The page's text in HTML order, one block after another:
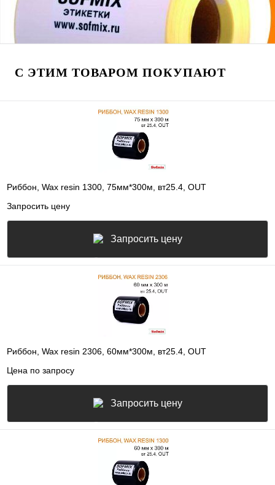
С ЭТИМ ТОВАРОМ ПОКУПАЮТ
Риббон, Wax resin 1300, 75мм*300м, вт25.4, OUT
Запросить цену
Запросить цену
Риббон, Wax resin 2306, 60мм*300м, вт25.4, OUT
Цена по запросу
Запросить цену